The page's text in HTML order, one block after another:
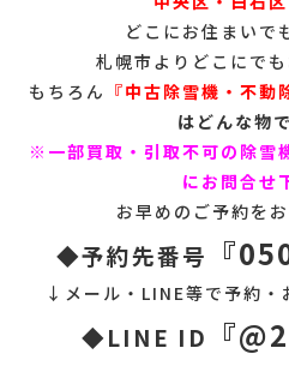
どこにお住まいで
札幌市よりどこにで
もちろん 『中古除雪機・不動
はどんな物
※一部買取・引取不可の除雪
にお問合せ
お早めのご予約をお
◆予約先番号 『
↓メール・LINE等で予約・
◆LINE ID 『